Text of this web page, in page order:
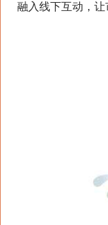
融入线下互动，让